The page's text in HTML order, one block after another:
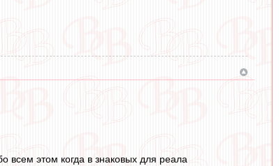
всем этом когда в знаковых для реала